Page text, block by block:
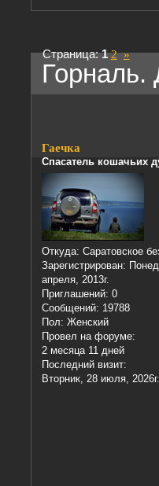
Горналь.
Страница:1 2 »
Гаечка
Спасатель кошачьих
Откуда: Саратовское
Зарегистрирован:
апреля, 2013г.
Приглашений: 0
Сообщений: 19788
Пол: Женский
Провел на форуме:
2 месяца 11 дней
Последний визит:
Вторник, 28 июля,